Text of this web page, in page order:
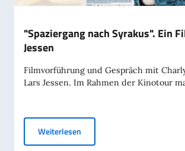
"Spaziergang nach Syrakus". Ein
Jessen
Filmvorführung und Gespräch mit
Lars Jessen. Im Rahmen der Kinotour
Weiterlesen